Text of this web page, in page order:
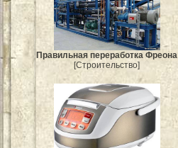
Правильная переработка Фреона
[Строительство]